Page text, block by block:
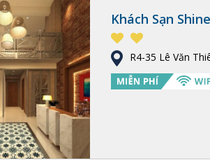
Khách Sạn
R4-35 Lê Văn